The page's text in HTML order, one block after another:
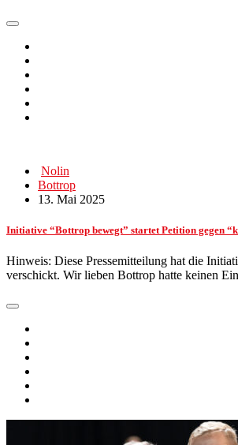
Nolin
Bottrop
13. Mai 2025
Initiative “Bottrop bewegt” startet Petition gegen
Hinweis: Diese Pressemitteilung hat die
verschickt. Wir lieben Bottrop hatte keinen